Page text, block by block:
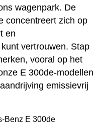
wagenpark. De
concentreert zich op
en
vertrouwen. Stap
vooral op het
E 300de-modellen
emissievrij
Benz E 300de